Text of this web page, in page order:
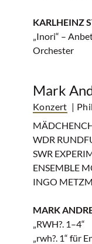
KARLHEINZ
„Inori“ –
Orchester
Mark
Konzert |
WDR
SWR
ENSEMBLE
INGO
MARK
„RWH?. 1–4“
„rwh?. 1“ für